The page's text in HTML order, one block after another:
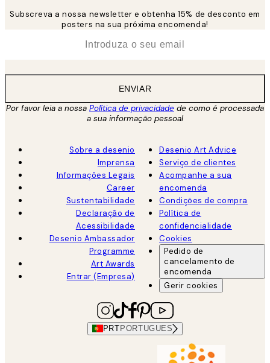
Subscreva a nossa newsletter e obtenha 15% de desconto em
posters na sua próxima encomenda!
ENVIAR
Por favor leia a nossa Política de privacidade de como é processada
a sua informação pessoal
Sobre a desenio
Imprensa
Informações Legais
Career
Sustentabilidade
Declaração de
Acessibilidade
Desenio Ambassador
Programme
Art Awards
Entrar (Empresa)
Desenio Art Advice
Serviço de clientes
Acompanhe a sua
encomenda
Condições de compra
Política de
confidencialidade
Cookies
Pedido de
cancelamento de
encomenda
Gerir cookies
PRT PORTUGUES